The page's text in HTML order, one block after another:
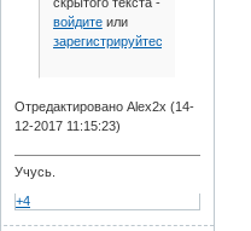
войдитеили
зарегистрируйтесь
Отредактировано Alex2x (14-
12-2017 11:15:23)
Учусь.
+4